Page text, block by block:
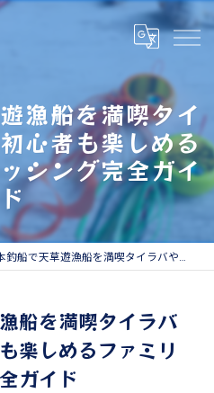
漁船を満喫タイ
心者も楽しめる
シング完全ガイ
ド
天草遊漁船を満喫タイラバやジギング初心者も楽しめるファミリーフィッシング完全ガイド
船を満喫タイラバ
楽しめるファミリ
ガイド